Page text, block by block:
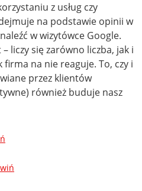
z usług czy
na podstawie opinii w
w wizytówce Google.
liczy się zarówno liczba, jak i
na nie reaguje. To, czy i
przez klientów
również buduje nasz